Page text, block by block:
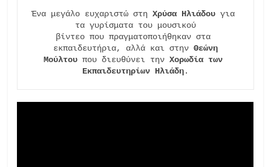
Ένα μεγάλο ευχαριστώ στη Χρύσα Ηλιάδου για
τα γυρίσματα του μουσικού
βίντεο που πραγματοποιήθηκαν στα
εκπαιδευτήρια, αλλά και στην Θεώνη
Μούλτου που διευθύνει την Χορωδία των
Εκπαιδευτηρίων Ηλιάδη.